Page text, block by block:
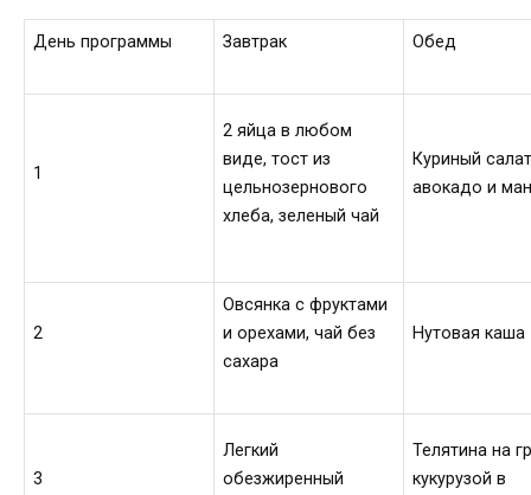
День программы Завтрак Обед
1
2 яйца в любом
виде, тост из
цельнозернового
хлеба, зеленый чай
Куриный
авокадо и
2
Овсянка с фруктами
и орехами, чай без
сахара
Нутовая каша
3
Легкий
обезжиренный
Телятина на
кукурузой в